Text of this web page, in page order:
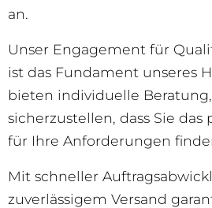
an.
Unser Engagement für
ist das Fundament unseres
bieten individuelle
sicherzustellen, dass Sie das
für Ihre Anforderungen
Mit schneller
zuverlässigem Versand